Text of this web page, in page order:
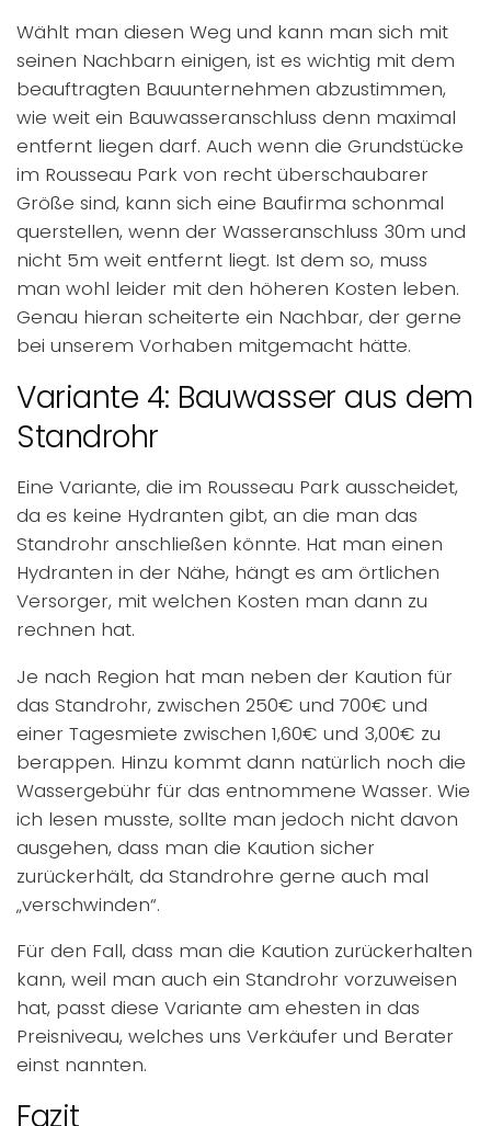
Wählt man diesen Weg und kann man sich mit
seinen Nachbarn einigen, ist es wichtig mit dem
beauftragten Bauunternehmen abzustimmen,
wie weit ein Bauwasseranschluss denn maximal
entfernt liegen darf. Auch wenn die Grundstücke
im Rousseau Park von recht überschaubarer
Größe sind, kann sich eine Baufirma schonmal
querstellen, wenn der Wasseranschluss 30m und
nicht 5m weit entfernt liegt. Ist dem so, muss
man wohl leider mit den höheren Kosten leben.
Genau hieran scheiterte ein Nachbar, der gerne
bei unserem Vorhaben mitgemacht hätte.
Variante 4: Bauwasser aus dem
Standrohr
Eine Variante, die im Rousseau Park ausscheidet,
da es keine Hydranten gibt, an die man das
Standrohr anschließen könnte. Hat man einen
Hydranten in der Nähe, hängt es am örtlichen
Versorger, mit welchen Kosten man dann zu
rechnen hat.
Je nach Region hat man neben der Kaution für
das Standrohr, zwischen 250€ und 700€ und
einer Tagesmiete zwischen 1,60€ und 3,00€ zu
berappen. Hinzu kommt dann natürlich noch die
Wassergebühr für das entnommene Wasser. Wie
ich lesen musste, sollte man jedoch nicht davon
ausgehen, dass man die Kaution sicher
zurückerhält, da Standrohre gerne auch mal
„verschwinden“.
Für den Fall, dass man die Kaution zurückerhalten
kann, weil man auch ein Standrohr vorzuweisen
hat, passt diese Variante am ehesten in das
Preisniveau, welches uns Verkäufer und Berater
einst nannten.
Fazit